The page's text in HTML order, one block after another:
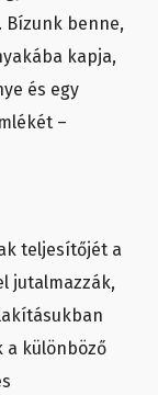
Bízunk benne,
kapja,
és egy
–
teljesítőjét a
jutalmazzák,
a különböző